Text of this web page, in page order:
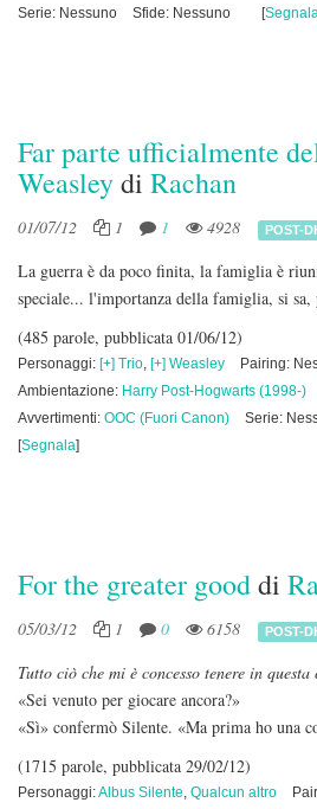
Serie: Nessuno
Sfide: Nessuno [
Far parte ufficialmente
Weasleydi Rachan
01/07/12 1 1 4928 POST-
La guerra è da poco finita, la famiglia è
speciale... l'importanza della famiglia, si sa,
(485 parole, pubblicata 01/06/12)
Personaggi: [+] Trio, [+] Weasley
Pairing:
Ambientazione: Harry Post-Hogwarts (1998-)
Avvertimenti: OOC (Fuori Canon) Serie:
[Segnala]
For the greater gooddi
05/03/12 1 0 6158 POST-
Tutto ciò che mi è concesso tenere in
«Sei venuto per giocare ancora?»
«Sì» confermò Silente. «Ma prima ho una
(1715 parole, pubblicata 29/02/12)
Personaggi:Albus Silente, Qualcun altro